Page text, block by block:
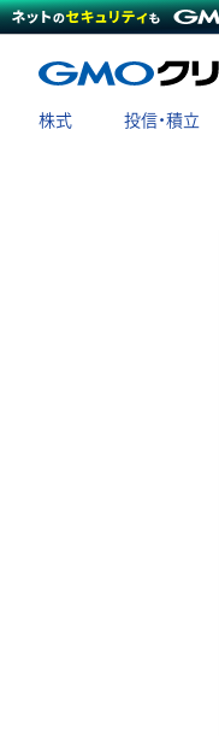
株式 投信・積立